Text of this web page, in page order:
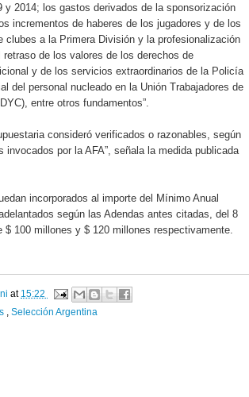
y 2014; los gastos derivados de la sponsorización
incrementos de haberes de los jugadores y de los
clubes a la Primera División y la profesionalización
de los valores de los derechos de
y de los servicios extraordinarios de la Policía
del personal nucleado en la Unión Trabajadores de
entre otros fundamentos”.
consideró verificados o razonables, según
por la AFA”, señala la medida publicada
incorporados al importe del Mínimo Anual
según las Adendas antes citadas, del 8
$ 100 millones y $ 120 millones respectivamente.
at 15:22
Selección Argentina